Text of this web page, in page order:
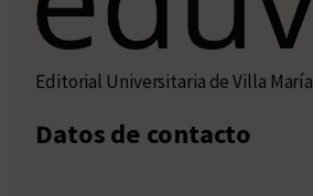
Editorial Universitaria de Villa María
Datos de contacto